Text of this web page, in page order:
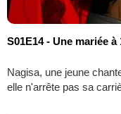
S01E14 - Une mariée à
Nagisa, une jeune
elle n'arrête pas sa